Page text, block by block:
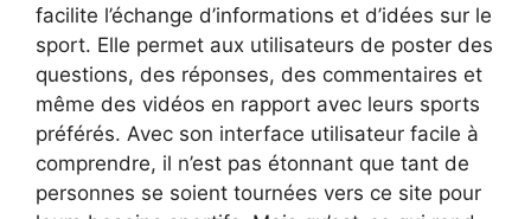
facilite l’échange d’informations et d’idées sur le
sport. Elle permet aux utilisateurs de poster des
questions, des réponses, des commentaires et
même des vidéos en rapport avec leurs sports
préférés. Avec son interface utilisateur facile à
comprendre, il n’est pas étonnant que tant de
personnes se soient tournées vers ce site pour